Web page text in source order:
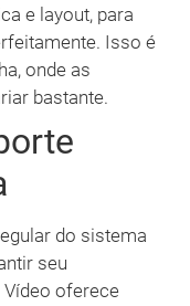
e layout, para
Isso é
onde as
bastante.
do sistema
seu
oferece